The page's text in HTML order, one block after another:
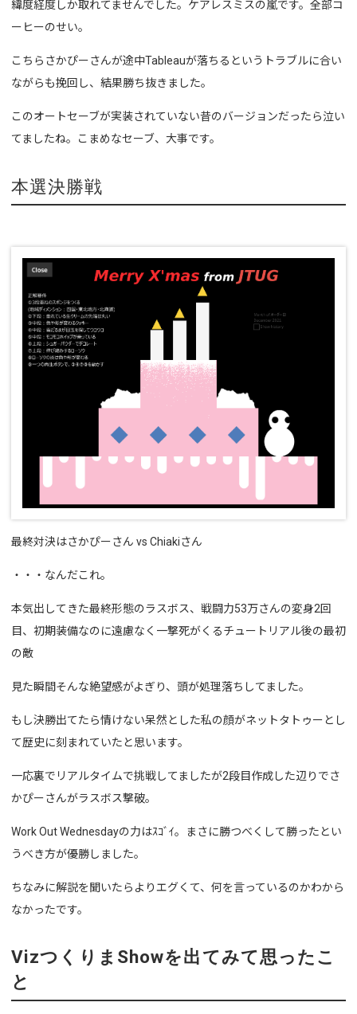
緯度経度しか取れてませんでした。ケアレスミスの嵐です。全部コ
ーヒーのせい。
こちらさかぴーさんが途中Tableauが落ちるというトラブルに合い
ながらも挽回し、結果勝ち抜きました。
このオートセーブが実装されていない昔のバージョンだったら泣い
てましたね。こまめなセーブ、大事です。
本選決勝戦
最終対決はさかぴーさん vs Chiakiさん
・・・なんだこれ。
本気出してきた最終形態のラスボス、戦闘力53万さんの変身2回
目、初期装備なのに遠慮なく一撃死がくるチュートリアル後の最初
の敵
見た瞬間そんな絶望感がよぎり、頭が処理落ちしてました。
もし決勝出てたら情けない呆然とした私の顔がネットタトゥーとし
て歴史に刻まれていたと思います。
一応裏でリアルタイムで挑戦してましたが2段目作成した辺りでさ
かぴーさんがラスボス撃破。
Work Out Wednesdayの力はｽｺﾞｲ。まさに勝つべくして勝ったとい
うべき方が優勝しました。
ちなみに解説を聞いたらよりエグくて、何を言っているのかわから
なかったです。
VizつくりまShowを出てみて思ったこ
と